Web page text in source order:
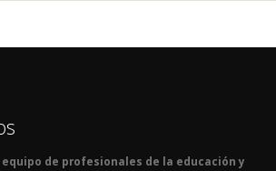
equipo de profesionales de la educación y